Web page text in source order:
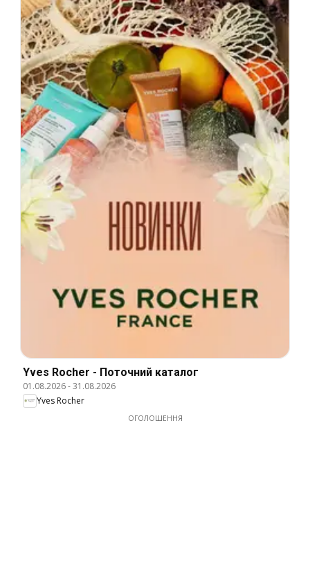
Yves Rocher - Поточний каталог
01.08.2026-31.08.2026
Yves Rocher
ОГОЛОШЕННЯ